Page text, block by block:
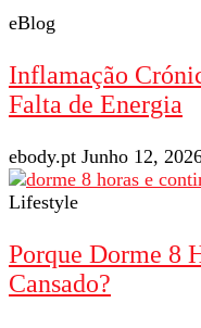
eBlog
Inflamação
Falta de Energia
ebody.pt Junho 12,
Lifestyle
Porque Dorme 8
Cansado?